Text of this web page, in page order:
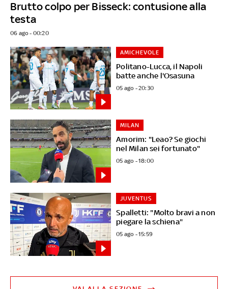
Brutto colpo per Bisseck: contusione alla
testa
06 ago - 00:20
Politano-Lucca, il Napoli
batte anche l'Osasuna
AMICHEVOLE
05 ago - 20:30
Amorim: "Leao? Se giochi
nel Milan sei fortunato"
MILAN
05 ago - 18:00
Spalletti: "Molto bravi a non
piegare la schiena"
JUVENTUS
05 ago - 15:59